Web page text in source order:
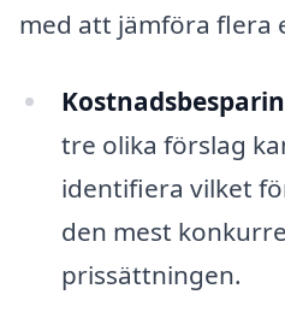
med att jämföra flera
tre olika förslag
identifiera vilket
den mest
prissättningen.